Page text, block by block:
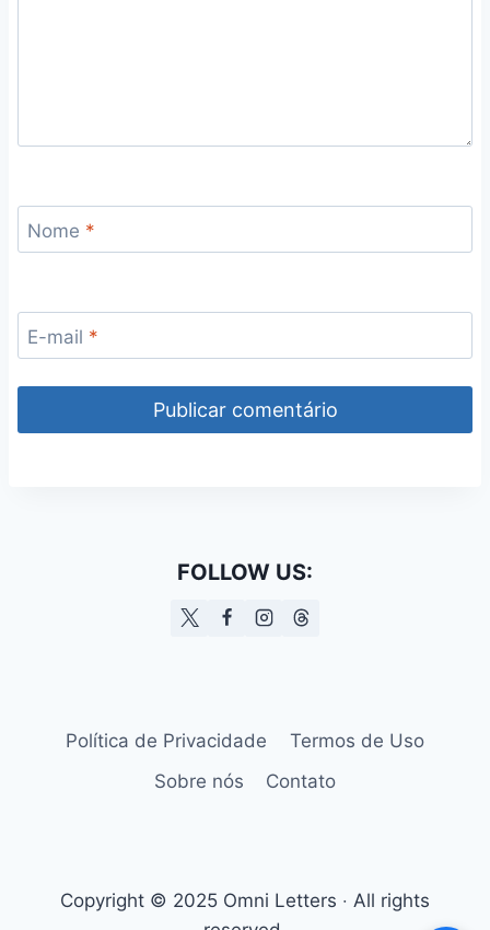
Nome *
E-mail *
FOLLOW US:
Política de Privacidade
Termos de Uso
Sobre nós
Contato
Copyright © 2025 Omni Letters ‧ All rights